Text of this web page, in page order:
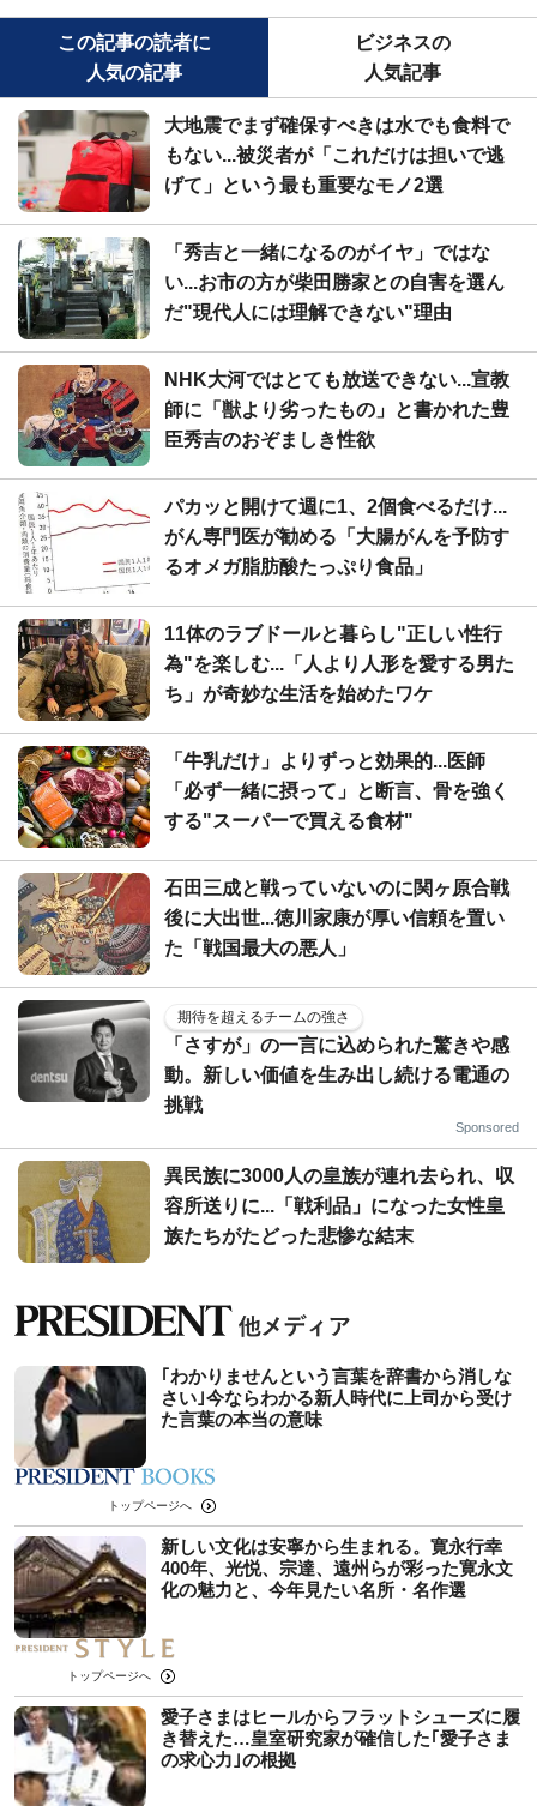
この記事の読者に
人気の記事
ビジネスの
人気記事
大地震でまず確保すべきは水でも食料で
もない...被災者が「これだけは担いで逃
げて」という最も重要なモノ2選
「秀吉と一緒になるのがイヤ」ではな
い...お市の方が柴田勝家との自害を選ん
だ"現代人には理解できない"理由
NHK大河ではとても放送できない...宣教
師に「獣より劣ったもの」と書かれた豊
臣秀吉のおぞましき性欲
パカッと開けて週に1、2個食べるだけ...
がん専門医が勧める「大腸がんを予防す
るオメガ脂肪酸たっぷり食品」
11体のラブドールと暮らし"正しい性行
為"を楽しむ...「人より人形を愛する男た
ち」が奇妙な生活を始めたワケ
「牛乳だけ」よりずっと効果的...医師
「必ず一緒に摂って」と断言、骨を強く
する"スーパーで買える食材"
石田三成と戦っていないのに関ヶ原合戦
後に大出世...徳川家康が厚い信頼を置い
た「戦国最大の悪人」
期待を超えるチームの強さ
「さすが」の一言に込められた驚きや感
動。新しい価値を生み出し続ける電通の
挑戦
Sponsored
異民族に3000人の皇族が連れ去られ、収
容所送りに...「戦利品」になった女性皇
族たちがたどった悲惨な結末
｢わかりませんという言葉を辞書から消しな
さい｣今ならわかる新人時代に上司から受け
た言葉の本当の意味
トップページへ
新しい文化は安寧から生まれる。寛永行幸
400年、光悦、宗達、遠州らが彩った寛永文
化の魅力と、今年見たい名所・名作選
トップページへ
愛子さまはヒールからフラットシューズに履
き替えた…皇室研究家が確信した｢愛子さま
の求心力｣の根拠